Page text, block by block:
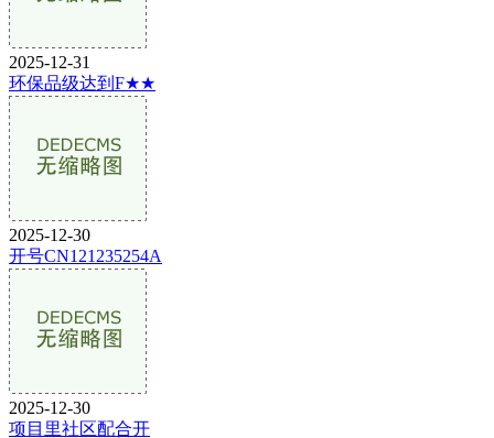
2025-12-31
环保品级达到F★★
2025-12-30
开号CN121235254A
2025-12-30
项目里社区配合开